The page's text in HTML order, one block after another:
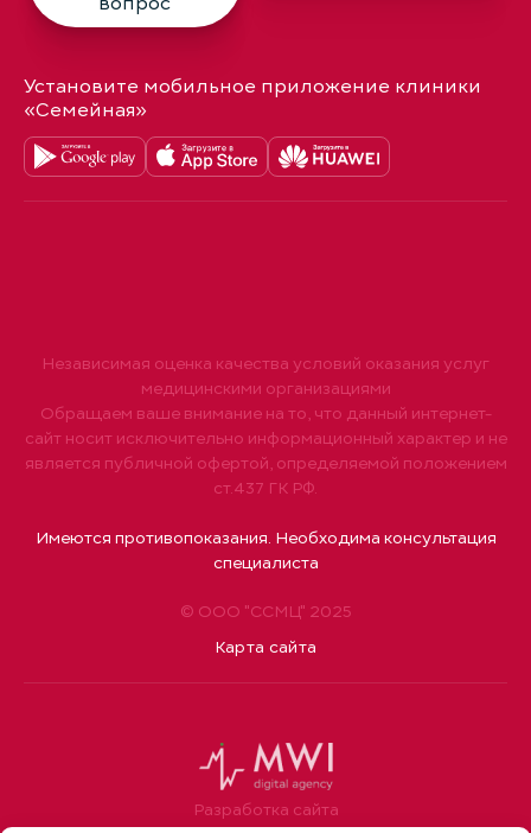
Установите мобильное приложение клиники
«Семейная»
© ООО "ССМЦ" 2025
Карта сайта
Независимая оценка качества условий оказания услуг
медицинскими организациями
Обращаем ваше внимание на то, что данный интернет-
сайт носит исключительно информационный характер и не
является публичной офертой, определяемой положением
ст.437 ГК РФ.
Имеются противопоказания. Необходима консультация
специалиста
Разработка сайта